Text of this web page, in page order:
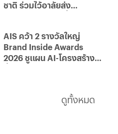
ชาติ ร่วมไว้อาลัยส่ง
AIS คว้า 2 รางวัลใหญ่
Brand Inside Awards
2026 ชูแผน AI-โครงสร้าง
ดูทั้งหมด